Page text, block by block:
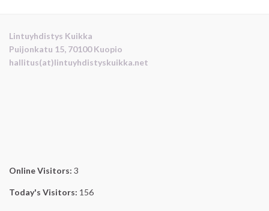
Lintuyhdistys Kuikka
Puijonkatu 15, 70100 Kuopio
hallitus(at)lintuyhdistyskuikka.net
Online Visitors: 3
Today's Visitors: 156